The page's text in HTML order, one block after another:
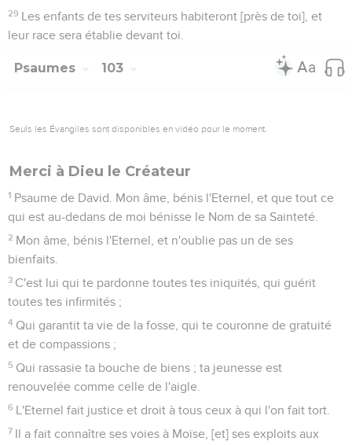
29 Les enfants de tes serviteurs habiteront [près de toi], et
leur race sera établie devant toi.
Psaumes 103
Seuls les Évangiles sont disponibles en vidéo pour le moment.
Merci à Dieu le Créateur
1 Psaume de David. Mon âme, bénis l'Eternel, et que tout ce
qui est au-dedans de moi bénisse le Nom de sa Sainteté.
2 Mon âme, bénis l'Eternel, et n'oublie pas un de ses
bienfaits.
3 C'est lui qui te pardonne toutes tes iniquités, qui guérit
toutes tes infirmités ;
4 Qui garantit ta vie de la fosse, qui te couronne de gratuité
et de compassions ;
5 Qui rassasie ta bouche de biens ; ta jeunesse est
renouvelée comme celle de l'aigle.
6 L'Eternel fait justice et droit à tous ceux à qui l'on fait tort.
7 Il a fait connaître ses voies à Moïse, [et] ses exploits aux